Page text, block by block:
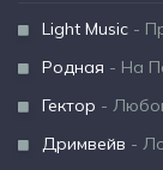
Light Music -
Родная - На
Гектор -
Дримвейв -